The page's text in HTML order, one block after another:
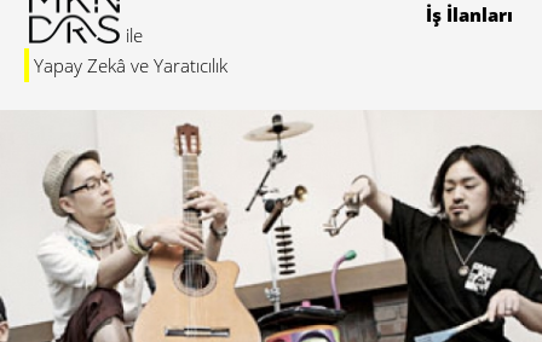
Yapay Zekâ ve Yaratıcılık
İş İlanları